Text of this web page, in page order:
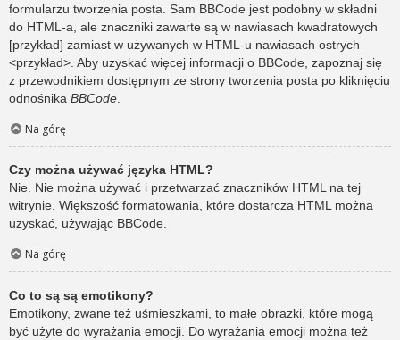
formularzu tworzenia posta. Sam BBCode jest podobny w składni
do HTML-a, ale znaczniki zawarte są w nawiasach kwadratowych
[przykład] zamiast w używanych w HTML-u nawiasach ostrych
<przykład>. Aby uzyskać więcej informacji o BBCode, zapoznaj się
z przewodnikiem dostępnym ze strony tworzenia posta po kliknięciu
odnośnika BBCode
Na górę
Czy można używać języka HTML?
Nie. Nie można używać i przetwarzać znaczników HTML na tej
witrynie. Większość formatowania, które dostarcza HTML można
uzyskać, używając BBCode.
Na górę
Co to są są emotikony?
Emotikony, zwane też uśmieszkami, to małe obrazki, które mogą
być użyte do wyrażania emocji. Do wyrażania emocji można też